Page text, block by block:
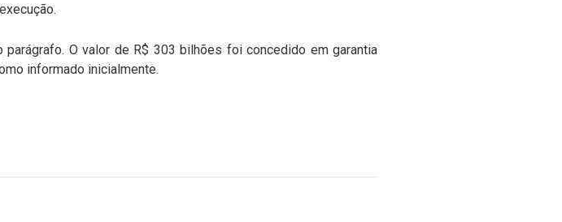
O valor de R$ 303 bilhões foi concedido em garantia
informado inicialmente.